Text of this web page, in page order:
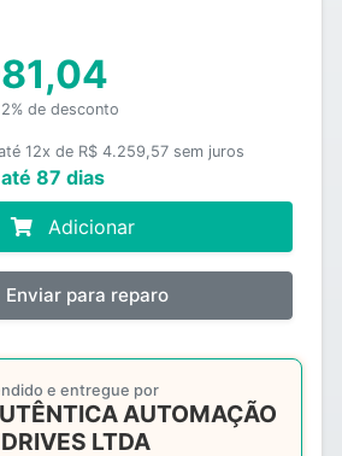
de desconto
12x de R$ 4.259,57 sem juros
87 dias
Adicionar
Enviar para reparo
e entregue por
AUTOMAÇÃO
LTDA